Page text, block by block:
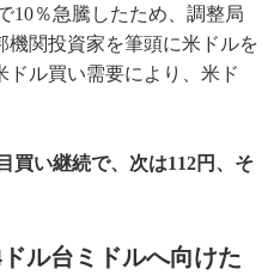
％急騰したため、調整局
関投資家を筆頭に米ドルを
ドル買い需要により、米ド
買い継続で、次は112円、そ
ル台ミドルへ向けた